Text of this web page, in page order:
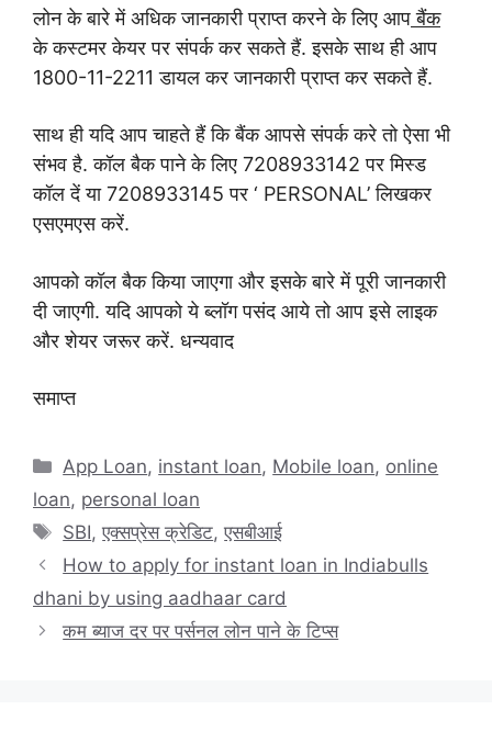
लोन के बारे में अधिक जानकारी प्राप्त करने के लिए आपबैंक
के कस्टमर केयर पर संपर्क कर सकते हैं. इसके साथ ही आप
1800-11-2211 डायल कर जानकारी प्राप्त कर सकते हैं.
साथ ही यदि आप चाहते हैं कि बैंक आपसे संपर्क करे तो ऐसा भी
संभव है. कॉल बैक पाने के लिए 7208933142 पर मिस्ड
कॉल दें या 7208933145 पर ‘ PERSONAL’ लिखकर
एसएमएस करें.
आपको कॉल बैक किया जाएगा और इसके बारे में पूरी जानकारी
दी जाएगी. यदि आपको ये ब्लॉग पसंद आये तो आप इसे लाइक
और शेयर जरूर करें. धन्यवाद
समाप्त
Categories
App Loan, instant loan, Mobile loan, online
loan, personal loan
Tags
SBI,एक्सप्रेस क्रेडिट,एसबीआई
How to apply for instant loan in Indiabulls
dhani by using aadhaar card
कम ब्याज दर पर पर्सनल लोन पाने के टिप्स